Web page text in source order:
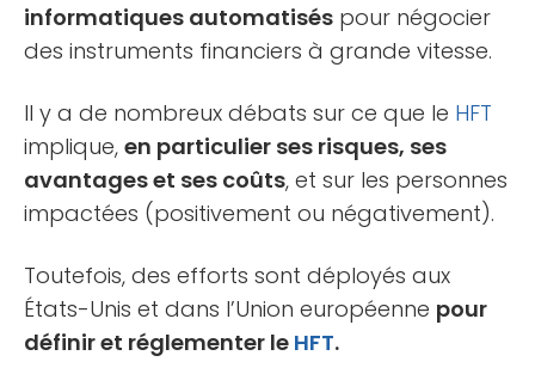
informatiques automatisés pour négocier
des instruments financiers à grande vitesse.
Il y a de nombreux débats sur ce que le HFT
implique, en particulier ses risques, ses
avantages et ses coûts, et sur les personnes
impactées (positivement ou négativement).
Toutefois, des efforts sont déployés aux
États-Unis et dans l’Union européenne pour
définir et réglementer le HFT.